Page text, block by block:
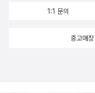
1:1 문의
중고매